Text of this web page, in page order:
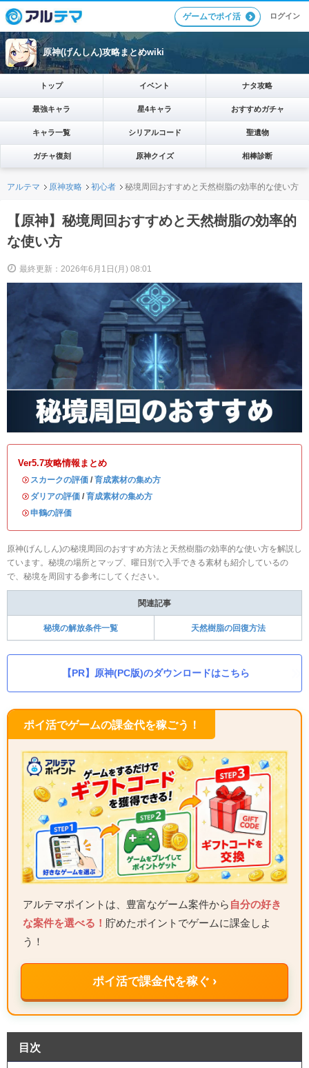
ゲームでポイ活 ログイン
原神(げんしん)攻略まとめwiki
トップ イベント ナタ攻略
最強キャラ 星4キャラ おすすめガチャ
キャラ一覧 シリアルコード 聖遺物
ガチャ復刻 原神クイズ 相棒診断
アルテマ 原神攻略 初心者 秘境周回おすすめと天然樹脂の効率的な使い方
【原神】秘境周回おすすめと天然樹脂の効率的
な使い方
最終更新：2026年6月1日(月) 08:01
Ver5.7攻略情報まとめ
・ スカークの評価 / 育成素材の集め方
・ ダリアの評価 / 育成素材の集め方
・申鶴の評価
原神(げんしん)の秘境周回のおすすめ方法と天然樹脂の効率的な使い方を解説し
ています。秘境の場所とマップ、曜日別で入手できる素材も紹介しているの
で、秘境を周回する参考にしてください。
関連記事
秘境の解放条件一覧 天然樹脂の回復方法
【PR】原神(PC版)のダウンロードはこちら
ポイ活でゲームの課金代を稼ごう！
アルテマポイントは、豊富なゲーム案件から 自分の好き
な案件を選べる！ 貯めたポイントでゲームに課金しよ
う！
ポイ活で課金代を稼ぐ ›
目次